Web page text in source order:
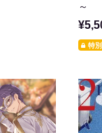
～
特